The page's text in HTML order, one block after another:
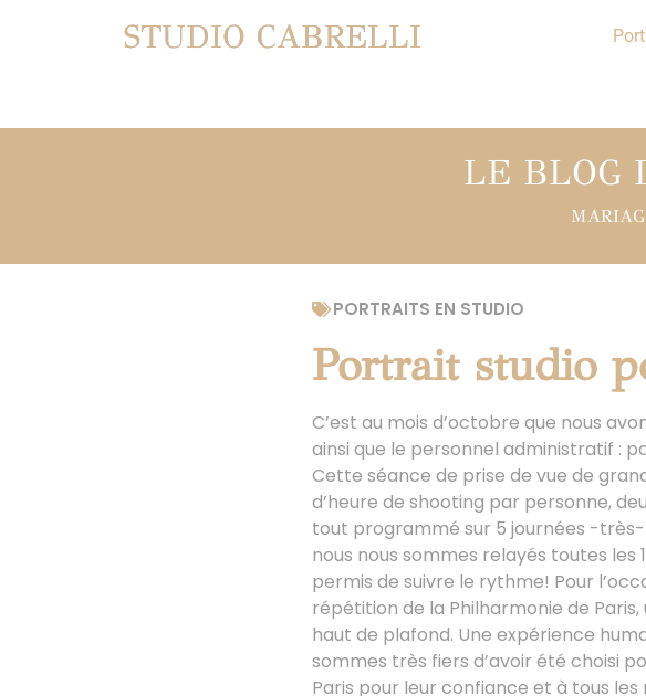
STUDIO CABRELLI
LE BLOG
PORTRAITS EN STUDIO
Portrait studio
C’est au mois d’octobre que nous
ainsi que le personnel administratif :
Cette séance de prise de vue de
d’heure de shooting par personne,
tout programmé sur 5 journées -très-
nous nous sommes relayés toutes
permis de suivre le rythme! Pour
répétition de la Philharmonie de
haut de plafond. Une expérience
sommes très fiers d’avoir été choisi
Paris pour leur confiance et à tous